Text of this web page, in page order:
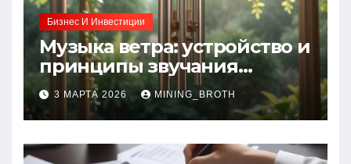
Бизнес И Инвестиции
Музыка ветра: устройство и
принципы звучания
колокольчиков
3 МАРТА 2026 MINING_BROTH